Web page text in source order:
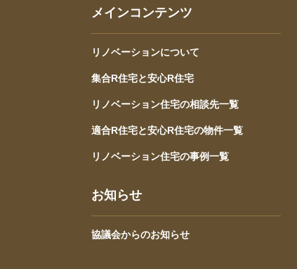
メインコンテンツ
リノベーションについて
集合R住宅と安心R住宅
リノベーション住宅の相談先一覧
適合R住宅と安心R住宅の物件一覧
リノベーション住宅の事例一覧
お知らせ
協議会からのお知らせ